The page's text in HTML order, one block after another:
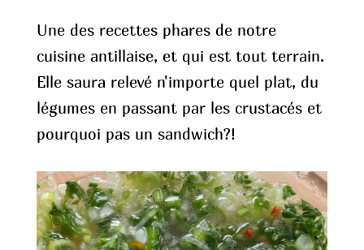
Une des recettes phares de notre
cuisine antillaise, et qui est tout terrain.
Elle saura relevé n'importe quel plat, du
légumes en passant par les crustacés et
pourquoi pas un sandwich?!